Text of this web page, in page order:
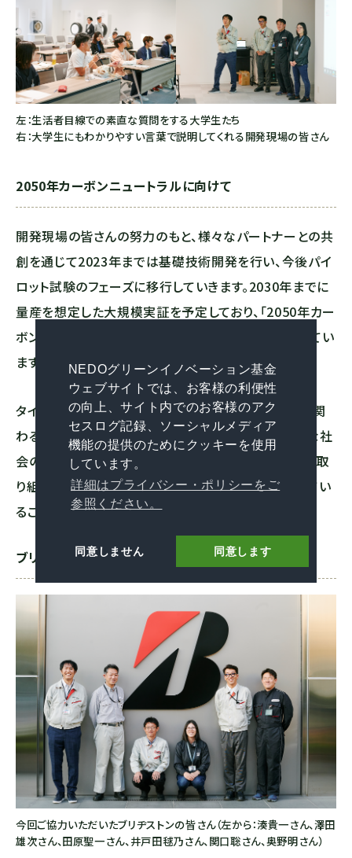
NEDOグリーンイノベーション基金
ウェブサイトでは、お客様の利便性
の向上、サイト内でのお客様のアク
セスログ記録、ソーシャルメディア
機能の提供のためにクッキーを使用
しています。
詳細はプライバシー・ポリシーをご
参照ください。
同意しません 同意します
左：生活者目線での素直な質問をする大学生たち
右：大学生にもわかりやすい言葉で説明してくれる開発現場の皆さん
2050年カーボンニュートラルに向けて
開発現場の皆さんの努力のもと、様々なパートナーとの共
創を通じて2023年までは基礎技術開発を行い、今後パイ
ロット試験のフェーズに移行していきます。2030年までに
量産を想定した大規模実証を予定しており、「2050年カー
ボンニュートラル」の実現に向けて着実な一歩を進めてい
ます。
タイヤがタイヤに生まれ変わる未来、それは、タイヤに関
わる産業のカーボンニュートラル化、および持続可能な社
会の実現です。GI基金事業が環境負荷を減らす重要な取
り組みであるとともに、実は私たちの生活にも直結してい
ることを感じてもらう機会になりました。
ブリヂストンの皆さんからのメッセージ
今回ご協力いただいたブリヂストンの皆さん（左から：湊貴一さん、澤田
雄次さん、田原聖一さん、井戸田毬乃さん、関口聡さん、奥野明さん）